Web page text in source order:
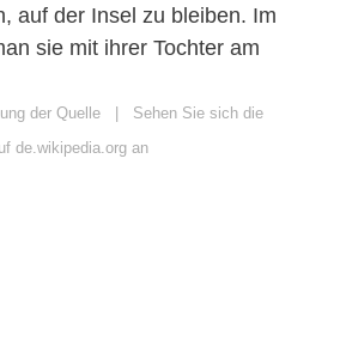
auf der Insel zu bleiben. Im
sie mit ihrer Tochter am
der Quelle | Sehen Sie sich die
de.wikipedia.org an